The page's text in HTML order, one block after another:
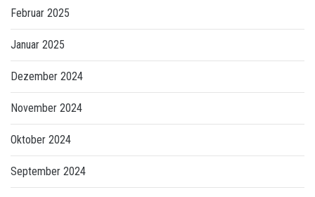
Februar 2025
Januar 2025
Dezember 2024
November 2024
Oktober 2024
September 2024